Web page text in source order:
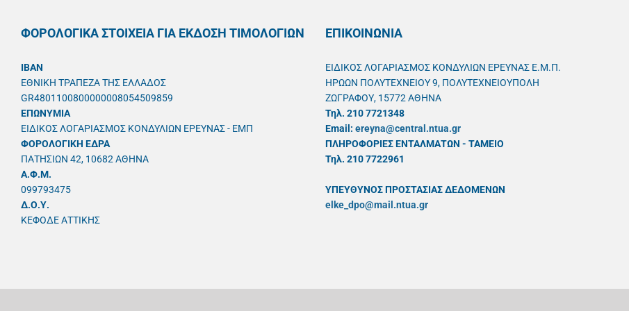
ΦΟΡΟΛΟΓΙΚΑ ΣΤΟΙΧΕΙΑ ΓΙΑ ΕΚΔΟΣΗ ΤΙΜΟΛΟΓΙΩΝ
IBAN
ΕΘΝΙΚΗ ΤΡΑΠΕΖΑ ΤΗΣ ΕΛΛΑΔΟΣ
GR4801100800000008054509859
ΕΠΩΝΥΜΙΑ
ΕΙΔΙΚΟΣ ΛΟΓΑΡΙΑΣΜΟΣ ΚΟΝΔΥΛΙΩΝ ΕΡΕΥΝΑΣ - ΕΜΠ
ΦΟΡΟΛΟΓΙΚΗ ΕΔΡΑ
ΠΑΤΗΣΙΩΝ 42, 10682 ΑΘΗΝΑ
A.Φ.Μ.
099793475
Δ.Ο.Υ.
ΚΕΦΟΔΕ ΑΤΤΙΚΗΣ
ΕΠΙΚΟΙΝΩΝΙΑ
ΕΙΔΙΚΟΣ ΛΟΓΑΡΙΑΣΜΟΣ ΚΟΝΔΥΛΙΩΝ ΕΡΕΥΝΑΣ Ε.Μ.Π.
ΗΡΩΩΝ ΠΟΛΥΤΕΧΝΕΙΟΥ 9, ΠΟΛΥΤΕΧΝΕΙΟΥΠΟΛΗ
ΖΩΓΡΑΦΟΥ, 15772 ΑΘΗΝΑ
Τηλ. 210 7721348
Email: ereyna@central.ntua.gr
ΠΛΗΡΟΦΟΡΙΕΣ ΕΝΤΑΛΜΑΤΩΝ - ΤΑΜΕΙΟ
Τηλ. 210 7722961
ΥΠΕΥΘYΝΟΣ ΠΡΟΣΤΑΣΙΑΣ ΔΕΔΟΜΕΝΩΝ
elke_dpo@mail.ntua.gr